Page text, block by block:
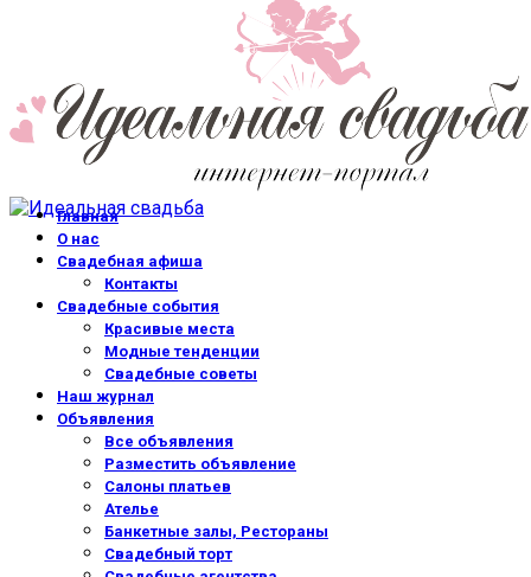
Главная
О нас
Свадебная афиша
Контакты
Свадебные события
Красивые места
Модные тенденции
Свадебные советы
Наш журнал
Объявления
Все объявления
Разместить объявление
Салоны платьев
Ателье
Банкетные залы, Рестораны
Свадебный торт